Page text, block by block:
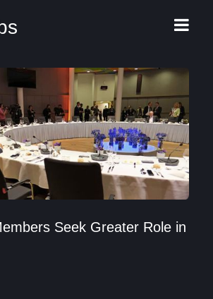
Seek Greater Role in